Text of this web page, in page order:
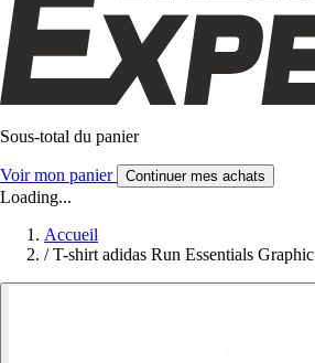
Sous-total du panier
Voir mon panier Continuer mes achats
Loading...
Accueil
/ T-shirt adidas Run Essentials Graphic